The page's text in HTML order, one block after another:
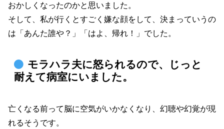
おかしくなったのかと思いました。
そして、私が行くとすごく嫌な顔をして、決まっていうの
は「あんた誰や？」「はよ、帰れ！」でした。
モラハラ夫に怒られるので、じっと
耐えて病室にいました。
亡くなる前って脳に空気がいかなくなり、幻聴や幻覚が現
れるそうです。